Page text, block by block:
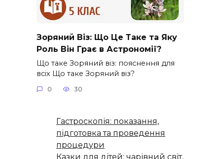
Зоряний Віз: Що Це Таке та Яку
Роль Він Грає в Астрономії?
Що таке Зоряний віз: пояснення для
всіх Що таке Зоряний віз?
0 30
Гастроскопія: показання,
підготовка та проведення
процедури
Казки для дітей: чарівний світ,